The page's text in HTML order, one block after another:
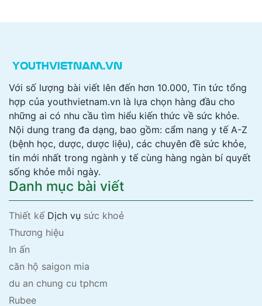
Với số lượng bài viết lên đến hơn 10.000, Tin tức tổng
hợp của youthvietnam.vn là lựa chọn hàng đầu cho
những ai có nhu cầu tìm hiểu kiến thức về sức khỏe.
Nội dung trang đa dạng, bao gồm: cẩm nang y tế A-Z
(bệnh học, dược, dược liệu), các chuyên đề sức khỏe,
tin mới nhất trong ngành y tế cùng hàng ngàn bí quyết
sống khỏe mỗi ngày.
Danh mục bài viết
Thiết kếDịch vụ sức khoẻ
Thương hiệu
In ấn
căn hộ saigon mia
du an chung cu tphcm
Rubee